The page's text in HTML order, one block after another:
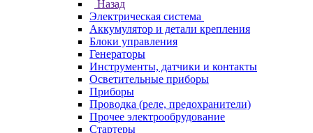
Назад
Электрическая система
Аккумулятор и детали крепления
Блоки управления
Генераторы
Инструменты, датчики и контакты
Осветительные приборы
Приборы
Проводка (реле, предохранители)
Прочее электрообрудование
Стартеры